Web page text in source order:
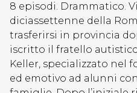
8 episodi. Drammatico.
diciassettenne della
trasferirsi in provincia
iscritto il fratello
Keller, specializzato nel
ed emotivo ad alunni